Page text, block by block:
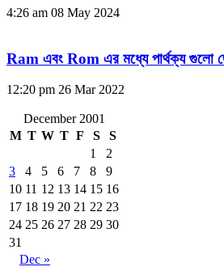
4:26 am 08 May 2024
Ram এবং Rom এর মধ্যে পার্থক্য গুলো
12:20 pm 26 Mar 2022
December 2001
M T W T F S
S
1
2
3
4 5 6 7 8
9
10 11 12 13 14 15 16
17 18 19 20 21 22 23
24 25 26 27 28 29 30
31
Dec »